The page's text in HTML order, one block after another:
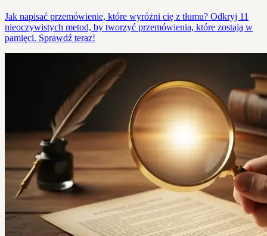
Jak napisać przemówienie, które wyróżni cię z tłumu? Odkryj 11
nieoczywistych metod, by tworzyć przemówienia, które zostają w
pamięci. Sprawdź teraz!